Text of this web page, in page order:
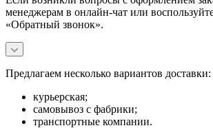
менеджерам в онлайн-чат или
«Обратный звонок».
Предлагаем несколько вариантов доставки:
курьерская;
самовывоз с фабрики;
транспортные компании.